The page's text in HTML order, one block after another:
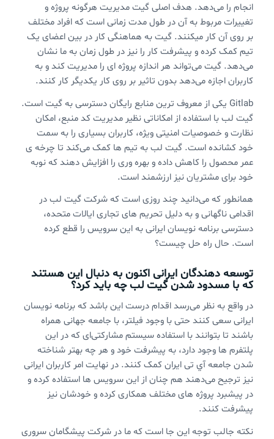
انجام را می‌دهد. هدف اصلی گیت مدیریت هرگونه پروژه و
تغییرات مربوط به آن در طول مدت زمانی است که افراد مختلف
بر روی آن کار میکنند. گیت به هماهنگی کار در بین اعضای یک
تیم کمک کرده و پیشرفت کار را نیز در طول زمان به ما نشان
می‌دهد. گیت می‌تواند هر اندازه پروژه ای را مدیریت کند و به
کاربران اجازه می‌دهد بدون تاثیر بر روی کار یکدیگر کار کنند.
Gitlab‌ یکی از معروف ترین منابع رایگان دسترسی به گیت است.
گیت لب با استفاده از امکاناتی نظیر مدیریت کد منبع، امکان
نظارت و خصوصیات امنیتی ویژه، کاربران بسیاری را به سمت
خود کشانده است. گیت لب به تیم ها کمک می‌کند تا چرخه ی
عمر محصول را کاهش داده و بهره وری را افزایش دهند که نوبه
خود برای مشتریان نیز ارزشمند است.
همانطور که می‌دانید چند روزی است که شرکت گیت لب در
اقدامی ناگهانی و به دلیل تحریم های تجاری ایالات متحده،
دسترسی برنامه نویسان ایرانی به این سرویس را قطع کرده
است. حال راه حل چیست؟
توسعه دهندگان ایرانی اکنون به دنبال این هستند
که با مسدود شدن گیت لب چه باید کرد؟
در واقع به نظر می‌رسد اقدام درست این باشد که برنامه نویسان
ایرانی سعی کنند حتی با وجود فیلتر، با جامعه جهانی همراه
باشند تا بتوانند با استفاده سیستم مشارکتی‌ای که در این
پلتفرم ها وجود دارد، به پیشرفت خود و هر چه بهتر شناخته
شدن جامعه آي تی ایران کمک کنند. در نهایت امر کاربران ایرانی
نیز ترجیح می‌دهند هم چنان از این سرویس ها استفاده کرده و
در پیشبرد پروژه های مختلف همکاری کرده و خودشان نیز
پیشرفت کنند.
نکته جالب توجه این جا است که ما در شرکت پیشگامان سروری